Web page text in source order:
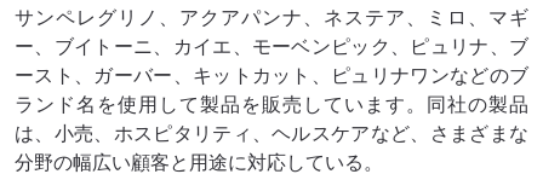
サンペレグリノ、アクアパンナ、ネステア、ミロ、マギ
ー、ブイトーニ、カイエ、モーベンピック、ピュリナ、ブ
ースト、ガーバー、キットカット、ピュリナワンなどのブ
ランド名を使用して製品を販売しています。同社の製品
は、小売、ホスピタリティ、ヘルスケアなど、さまざまな
分野の幅広い顧客と用途に対応している。